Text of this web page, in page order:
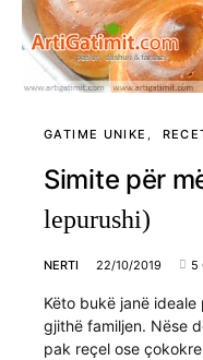
GATIME UNIKE
Simite për
lepurushi)
NERTI 22/10/2019 5
Këto bukë janë
gjithë familjen. Nëse
pak reçel ose